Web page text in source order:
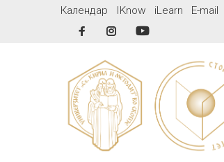
Календар IKnow iLearn E-mail
FacebookInstagram